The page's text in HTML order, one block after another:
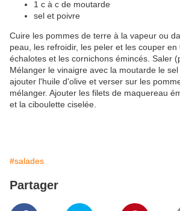
1 c à c de moutarde
sel et poivre
Cuire les pommes de terre à la vapeur ou
peau, les refroidir, les peler et les couper
échalotes et les cornichons émincés. Saler
Mélanger le vinaigre avec la moutarde le
ajouter l'huile d'olive et verser sur les
mélanger. Ajouter les filets de maquereau
et la ciboulette ciselée.
#salades
Partager